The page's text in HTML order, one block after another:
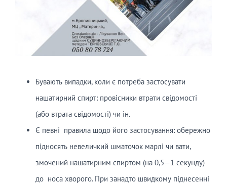
Бувають випадки, коли є потреба застосувати
нашатирний спирт: провісники втрати свідомості
(або втрата свідомості) чи ін.
Є певні правила щодо його застосування: обережно
підносять невеличкий шматочок марлі чи вати,
змочений нашатирним спиртом (на 0,5—1 секунду)
до носа хворого. При занадто швидкому піднесенні